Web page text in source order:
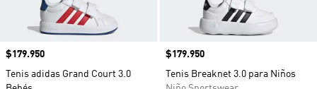
Precio
$179.950
Tenis adidas Grand Court 3.0
Precio
$179.950
Tenis Breaknet 3.0 para Niños